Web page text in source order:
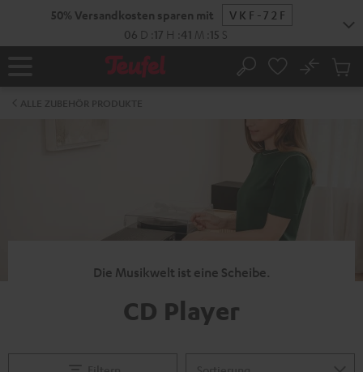
50% Versandkosten sparen mit
VKF-72F
06 D 17 H 41 M 14 S
Startseite Suche
No
Die Musikwelt ist eine Scheibe.
CD Player